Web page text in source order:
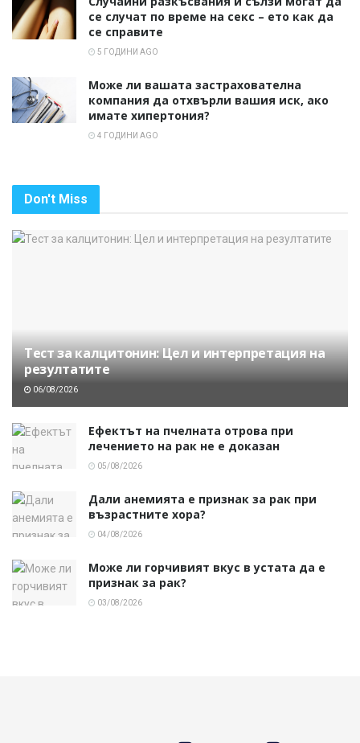
се случат по време на секс – ето как да
се справите
5 ГОДИНИ AGO
Може ли вашата застрахователна
компания да отхвърли вашия иск, ако
имате хипертония?
4 ГОДИНИ AGO
Don't Miss
Тест за калцитонин: Цел и интерпретация на
резултатите
06/08/2026
Ефектът на пчелната отрова при
лечението на рак не е доказан
05/08/2026
Дали анемията е признак за рак при
възрастните хора?
04/08/2026
Може ли горчивият вкус в устата да е
признак за рак?
03/08/2026